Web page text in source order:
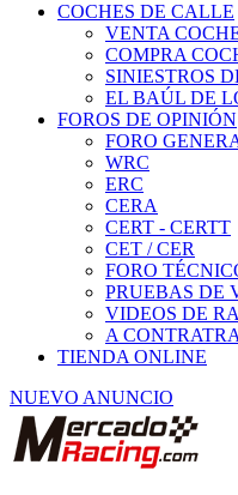
COCHES DE CALLE
VENTA
COMPRA
SINIESTROS
EL BAÚL DE
FOROS DE OPINIÓN
FORO
WRC
ERC
CERA
CERT - CERTT
CET / CER
FORO
PRUEBAS DE
VIDEOS DE
A
TIENDA ONLINE
NUEVO ANUNCIO